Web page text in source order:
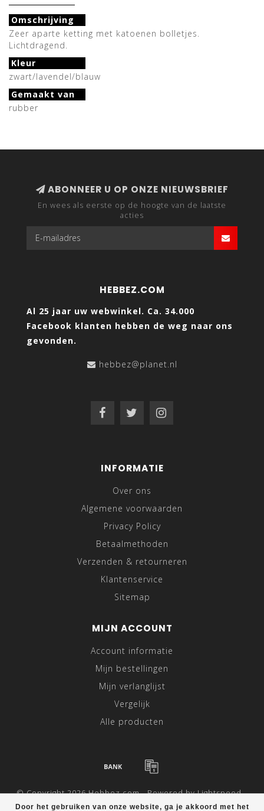
Omschrijving
Zeer aparte ketting met katoenen bolletjes.
Lichtdragend.
Kleur
zwart/lavendel/blauw
Gemaakt van
rubber
Door het gebruiken van onze website, ga je akkoord met het
ABONNEER U OP ONZE NIEUWSBRIEF
En wees als eerste op de hoogte van de laatste
acties
HEBBEZ.COM
Al 25 jaar uw webwinkel. Ca. 34.000
Facebook klanten hebben de weg naar ons
gevonden.
hebbez@planet.nl
INFORMATIE
Over ons
Algemene voorwaarden
Privacy Policy
Betaalmethoden
Verzenden & retourneren
Klantenservice
Sitemap
MIJN ACCOUNT
Account informatie
Mijn bestellingen
Mijn verlanglijst
Vergelijk
Alle producten
© Copyright 2026 Hebbez.com - Powered byLightspeed-
Theme byDyvelopment